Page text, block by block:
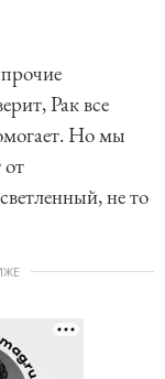
Рак все
Но мы
от
не то